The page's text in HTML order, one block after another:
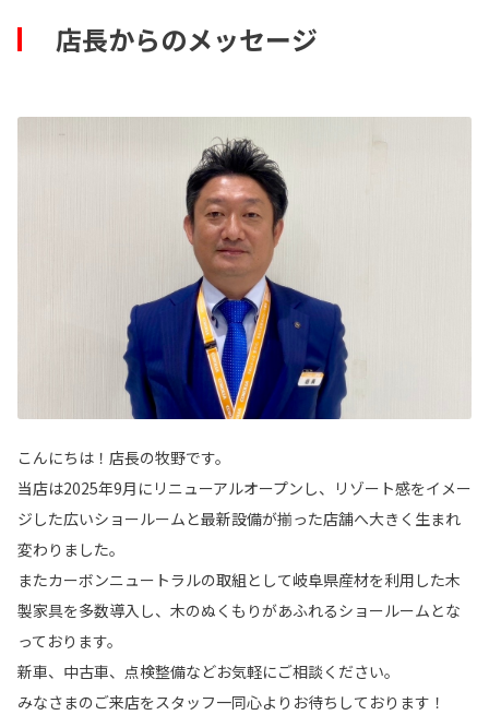
店長からのメッセージ
こんにちは！店長の牧野です。
当店は2025年9月にリニューアルオープンし、リゾート感をイメー
ジした広いショールームと最新設備が揃った店舗へ大きく生まれ
変わりました。
またカーボンニュートラルの取組として岐阜県産材を利用した木
製家具を多数導入し、木のぬくもりがあふれるショールームとな
っております。
新車、中古車、点検整備などお気軽にご相談ください。
みなさまのご来店をスタッフ一同心よりお待ちしております！